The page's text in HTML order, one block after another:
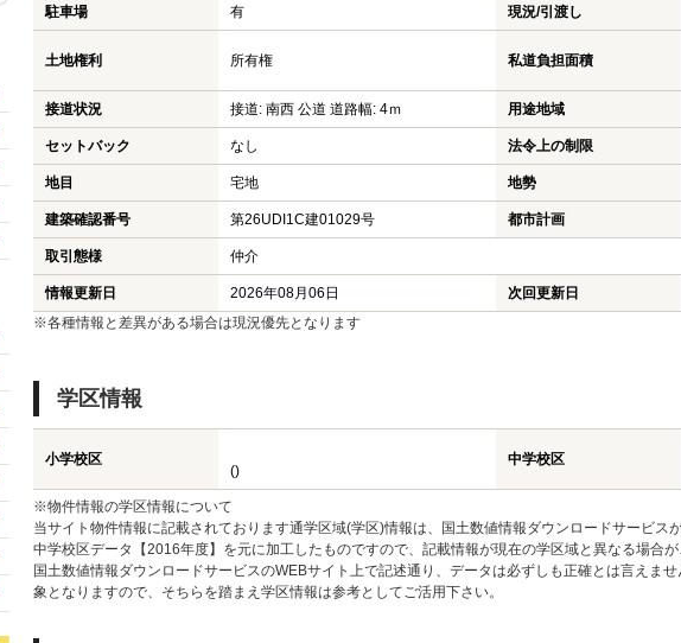
駐車場 有 現況/引渡し
土地権利 所有権 私道負担面積
接道状況 接道: 南西 公道 道路幅: 4ｍ 用途地域
セットバック なし 法令上の制限
地目 宅地 地勢
建築確認番号 第26UDI1C建01029号 都市計画
取引態様 仲介
情報更新日 2026年08月06日 次回更新日
※各種情報と差異がある場合は現況優先となります
学区情報
小学校区
()
中学校区
※物件情報の学区情報について
当サイト物件情報に記載されております通学区域(学区)情報は、国土数値情報ダウンロードサービス
中学校区データ【2016年度】を元に加工したものですので、記載情報が現在の学区域と異なる場合が
国土数値情報ダウンロードサービスのWEBサイト上で記述通り、データは必ずしも正確とは言えま
象となりますので、そちらを踏まえ学区情報は参考としてご活用下さい。